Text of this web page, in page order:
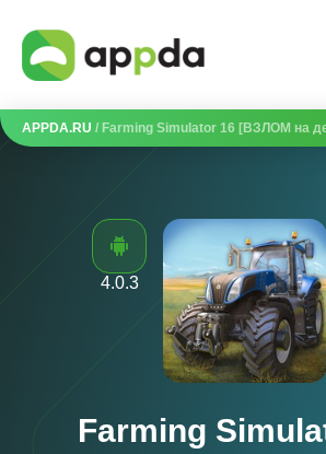
APPDA.RU / Farming Simulator 16 [ВЗЛОМ на
4.0.3
Farming